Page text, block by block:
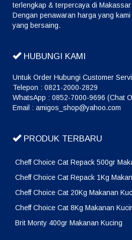
terlengkap & terpercaya di
Dengan penawaran harga yang
yang bersaing.
HUBUNGI KAMI
Untuk Order Hubungi Customer
Telepon : 0821-2000-2829
WhatsApp : 0852-7000-9696 (Chat
Email : amigos_shop@yahoo.com
PRODUK TERBARU
Cheff Choice Cat Repack 500gr
Cheff Choice Cat Repack 1Kg
Cheff Choice Cat 20Kg Makanan
Cheff Choice Cat 8Kg Makanan
Brit Monty 400gr Makanan Kucing